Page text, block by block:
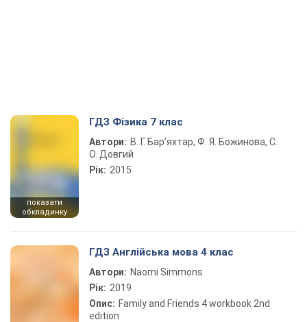
показати
обкладинку
ГДЗ Фізика 7 клас
Автори: В. Г. Бар’яхтар, Ф. Я. Божинова, С.
О. Довгий
Рік: 2015
ГДЗ Англійська мова 4 клас
Автори: Naomi Simmons
Рік: 2019
Опис: Family and Friends 4 workbook 2nd
edition